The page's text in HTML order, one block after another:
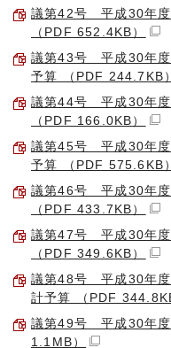
議第42号 平成30年度
（PDF 652.4KB）
議第43号 平成30年度
予算 （PDF 244.7KB）
議第44号 平成30年度
（PDF 166.0KB）
議第45号 平成30年度
予算 （PDF 575.6KB）
議第46号 平成30年度
（PDF 433.7KB）
議第47号 平成30年度
（PDF 349.6KB）
議第48号 平成30年度
計予算 （PDF
議第49号 平成30年度
1.1MB）